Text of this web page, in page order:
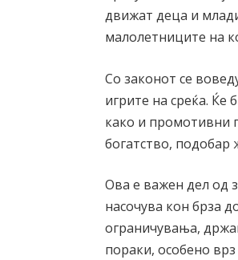
движат деца и
малолетниците на
Со законот се
игрите на среќа. Ќе
како и промотивни
богатство, подобар
Ова е важен дел од
насочува кон брза
ограничувања,
пораки, особено